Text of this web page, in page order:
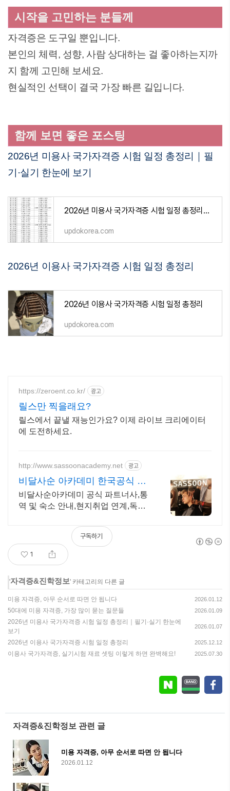
시작을 고민하는 분들께
자격증은 도구일 뿐입니다.
본인의 체력, 성향, 사람 상대하는 걸 좋아하는지까
지 함께 고민해 보세요.
현실적인 선택이 결국 가장 빠른 길입니다.
함께 보면 좋은 포스팅
2026년 미용사 국가자격증 시험 일정 총정리｜필
기·실기 한눈에 보기
2026년 미용사 국가자격증 시험 일정 총정리｜필기·실기 한눈에 보기
updokorea.com
2026년 이용사 국가자격증 시험 일정 총정리
2026년 이용사 국가자격증 시험 일정 총정리
updokorea.com
https://zeroent.co.kr/ 광고
릴스만 찍을래요?
릴스에서 끝낼 재능인가요? 이제 라이브 크리에이터
에 도전하세요.
http://www.sassoonacademy.net 광고
비달사순 아카데미 한국공식 비
달사순 한국 공식 에이전시
비달사순아카데미 공식 파트너사,통
역 및 숙소 안내,현지취업 연계,독점
1
구독하기
'자격증&진학정보' 카테고리의 다른 글
미용 자격증, 아무 순서로 따면 안 됩니다 2026.01.12
50대에 미용 자격증, 가장 많이 묻는 질문들 2026.01.09
2026년 미용사 국가자격증 시험 일정 총정리｜필기·실기 한눈에
보기
2026.01.07
2026년 이용사 국가자격증 시험 일정 총정리 2025.12.12
이용사 국가자격증, 실기시험 재료 셋팅 이렇게 하면 완벽해요! 2025.07.30
자격증&진학정보 관련 글
미용 자격증, 아무 순서로 따면 안 됩니다
2026.01.12